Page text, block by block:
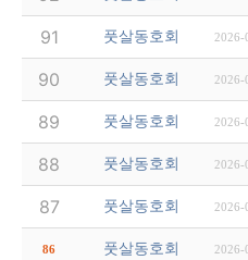
91 7/7(화) 1830-2100
풋살동호회 2026-
90 6/30(화) 晴海西中
풋살동호회 2026-
89 6/18 도에이 신주
풋살동호회 2026-
88 6/9(화) 1830-2100
풋살동호회 2026-
87 5/27(화) 1900-
풋살동호회 2026-
86 5/19(화) 1830-
풋살동호회 2026-